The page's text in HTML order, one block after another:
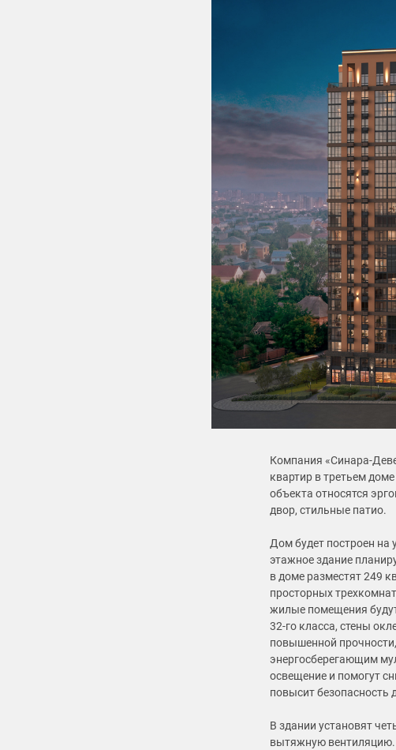
Компания
квартир в третьем
объекта относятся
двор, стильные патио.
Дом будет построен
этажное здание
в доме разместят 249
просторных
жилые помещения
32-го класса, стены
повышенной
энергосберегающим
освещение и помогут
повысит безопасность
В здании установят
вытяжную вентиляцию.